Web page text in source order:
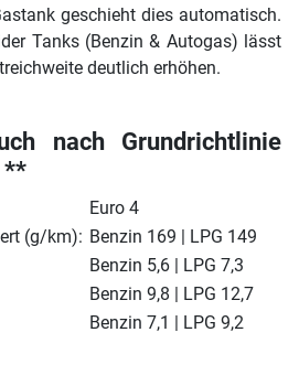
geschieht dies automatisch.
Tanks (Benzin & Autogas) lässt
deutlich erhöhen.
nach Grundrichtlinie
**
Euro 4
(g/km): Benzin 169 | LPG 149
Benzin 5,6 | LPG 7,3
Benzin 9,8 | LPG 12,7
Benzin 7,1 | LPG 9,2